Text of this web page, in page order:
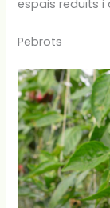
espais reduïts i
Pebrots